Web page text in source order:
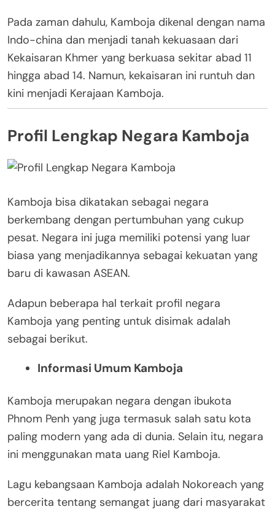
Pada zaman dahulu, Kamboja dikenal dengan nama
Indo-china dan menjadi tanah kekuasaan dari
Kekaisaran Khmer yang berkuasa sekitar abad 11
hingga abad 14. Namun, kekaisaran ini runtuh dan
kini menjadi Kerajaan Kamboja.
Profil Lengkap Negara Kamboja
Kamboja bisa dikatakan sebagai negara
berkembang dengan pertumbuhan yang cukup
pesat. Negara ini juga memiliki potensi yang luar
biasa yang menjadikannya sebagai kekuatan yang
baru di kawasan ASEAN.
Adapun beberapa hal terkait profil negara
Kamboja yang penting untuk disimak adalah
sebagai berikut.
Informasi Umum Kamboja
Kamboja merupakan negara dengan ibukota
Phnom Penh yang juga termasuk salah satu kota
paling modern yang ada di dunia. Selain itu, negara
ini menggunakan mata uang Riel Kamboja.
Lagu kebangsaan Kamboja adalah Nokoreach yang
bercerita tentang semangat juang dari masyarakat